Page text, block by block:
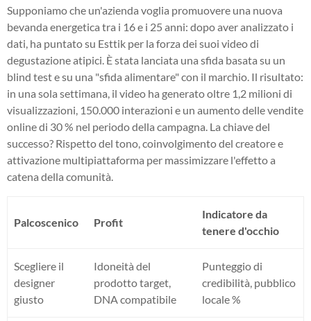
Supponiamo che un'azienda voglia promuovere una nuova
bevanda energetica tra i 16 e i 25 anni: dopo aver analizzato i
dati, ha puntato su Esttik per la forza dei suoi video di
degustazione atipici. È stata lanciata una sfida basata su un
blind test e su una "sfida alimentare" con il marchio. Il risultato:
in una sola settimana, il video ha generato oltre 1,2 milioni di
visualizzazioni, 150.000 interazioni e un aumento delle vendite
online di 30 % nel periodo della campagna. La chiave del
successo? Rispetto del tono, coinvolgimento del creatore e
attivazione multipiattaforma per massimizzare l'effetto a
catena della comunità.
Palcoscenico Profit
Indicatore da
tenere d'occhio
Scegliere il
designer
giusto
Idoneità del
prodotto target,
DNA compatibile
Punteggio di
credibilità, pubblico
locale %